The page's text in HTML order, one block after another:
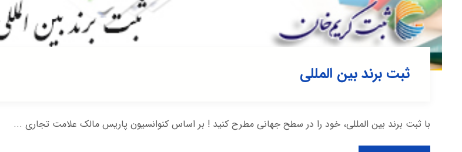
ثبت برند بین المللی
با ثبت برند بین المللی، خود را در سطح جهانی مطرح کنید ! بر اساس کنوانسیون پاریس مالک علامت تجاری ...